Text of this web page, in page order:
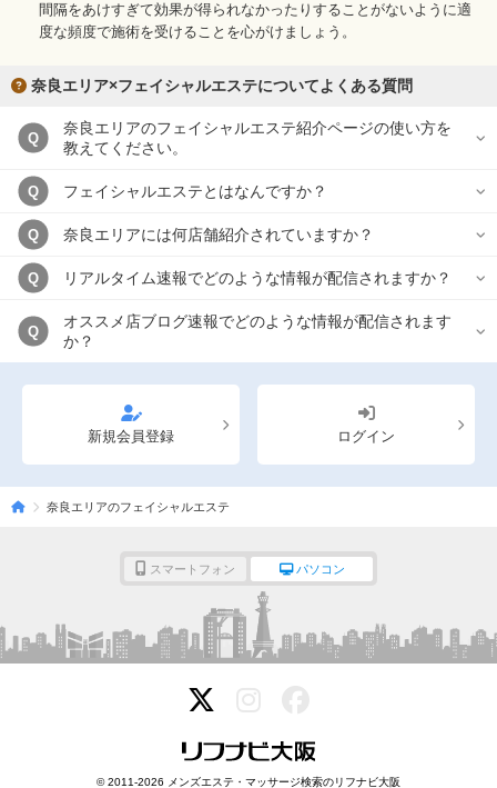
間隔をあけすぎて効果が得られなかったりすることがないように適
度な頻度で施術を受けることを心がけましょう。
奈良エリア×フェイシャルエステについてよくある質問
Q
奈良エリアのフェイシャルエステ紹介ページの使い方を
教えてください。
Q フェイシャルエステとはなんですか？
Q 奈良エリアには何店舗紹介されていますか？
Q リアルタイム速報でどのような情報が配信されますか？
Q
オススメ店ブログ速報でどのような情報が配信されます
か？
新規会員登録 ログイン
奈良エリアのフェイシャルエステ
スマートフォン パソコン
© 2011-2026 メンズエステ・マッサージ検索のリフナビ大阪